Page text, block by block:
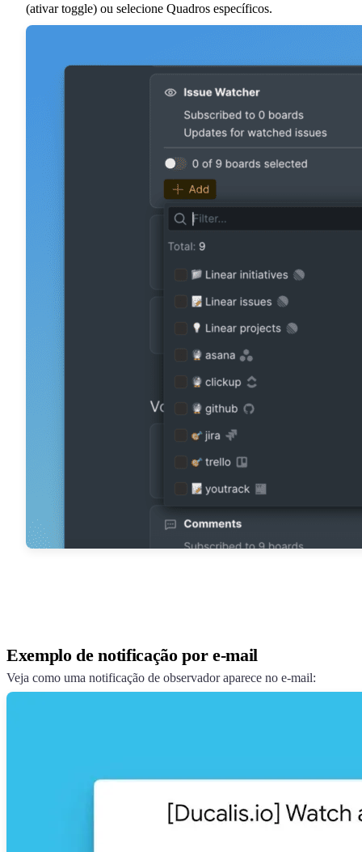
(ativar toggle) ou selecione Quadros específicos.
Exemplo de notificação por e-mail
Veja como uma notificação de observador aparece no e-mail: